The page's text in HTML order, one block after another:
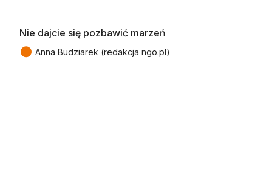
Nie dajcie się pozbawić marzeń
● Anna Budziarek (redakcja ngo.pl)